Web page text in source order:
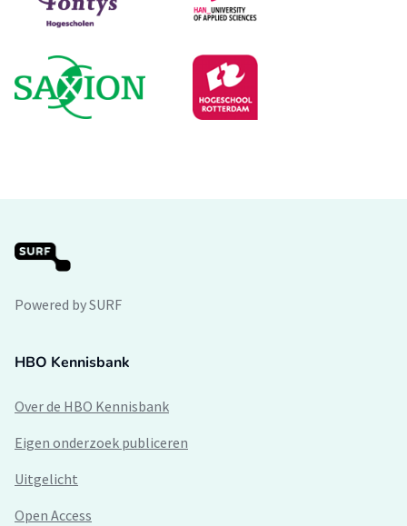
Powered by SURF
HBO Kennisbank
Over de HBO Kennisbank
Eigen onderzoek publiceren
Uitgelicht
Open Access